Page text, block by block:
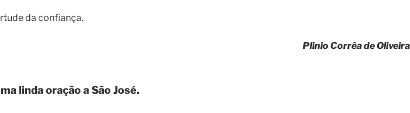
da confiança.
Plinio Corrêa de Oliveira
linda oração a São José.